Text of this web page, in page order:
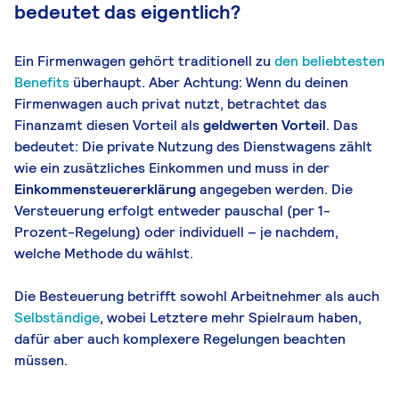
bedeutet das eigentlich?
Ein Firmenwagen gehört traditionell zu den beliebtesten
Benefits überhaupt. Aber Achtung: Wenn du deinen
Firmenwagen auch privat nutzt, betrachtet das
Finanzamt diesen Vorteil alsgeldwerten Vorteil. Das
bedeutet: Die private Nutzung des Dienstwagens zählt
wie ein zusätzliches Einkommen und muss in der
Einkommensteuererklärungangegeben werden. Die
Versteuerung erfolgt entweder pauschal (per 1-
Prozent-Regelung) oder individuell – je nachdem,
welche Methode du wählst.
Die Besteuerung betrifft sowohl Arbeitnehmer als auch
Selbständige, wobei Letztere mehr Spielraum haben,
dafür aber auch komplexere Regelungen beachten
müssen.